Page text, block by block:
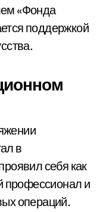
«Фонда
поддержкой
в
себя как
профессионал и
операций.